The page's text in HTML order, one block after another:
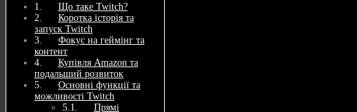
Що таке Twitch?
Коротка історія та
запуск Twitch
Фокус на геймінг та
контент
Купівля Amazon та
подальший розвиток
Основні функції та
можливості Twitch
Прямі